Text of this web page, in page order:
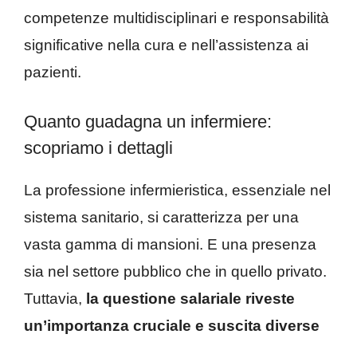
competenze multidisciplinari e responsabilità
significative nella cura e nell’assistenza ai
pazienti.
Quanto guadagna un infermiere:
scopriamo i dettagli
La professione infermieristica, essenziale nel
sistema sanitario, si caratterizza per una
vasta gamma di mansioni. E una presenza
sia nel settore pubblico che in quello privato.
Tuttavia, la questione salariale riveste
un’importanza cruciale e suscita diverse